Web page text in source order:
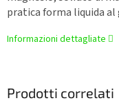
pratica forma liquida al
Informazioni dettagliate
Prodotti correlati